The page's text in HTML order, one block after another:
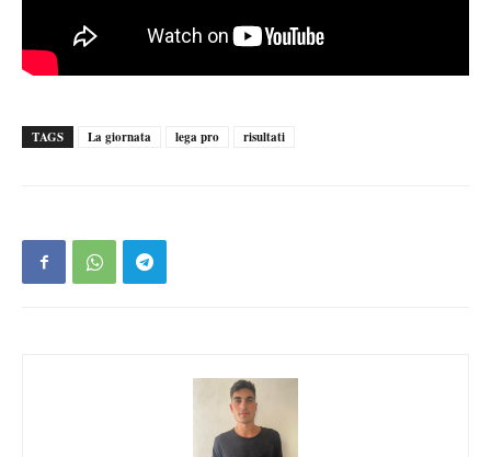
TAGS La giornata lega pro risultati